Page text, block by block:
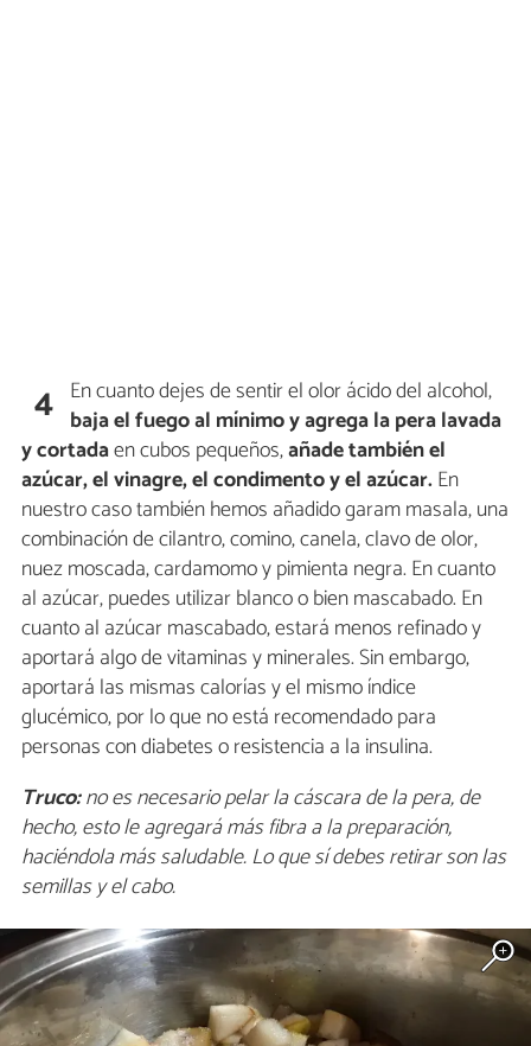
4 En cuanto dejes de sentir el olor ácido del alcohol,
baja el fuego al mínimo y agrega la pera lavada
y cortadaen cubos pequeños,añade también el
azúcar, el vinagre, el condimento y el azúcar.En
nuestro caso también hemos añadido garam masala, una
combinación de cilantro, comino, canela, clavo de olor,
nuez moscada, cardamomo y pimienta negra. En cuanto
al azúcar, puedes utilizar blanco o bien mascabado. En
cuanto al azúcar mascabado, estará menos refinado y
aportará algo de vitaminas y minerales. Sin embargo,
aportará las mismas calorías y el mismo índice
glucémico, por lo que no está recomendado para
personas con diabetes o resistencia a la insulina.
Truco:no es necesario pelar la cáscara de la pera, de
hecho, esto le agregará más fibra a la preparación,
haciéndola más saludable. Lo que sí debes retirar son las
semillas y el cabo.